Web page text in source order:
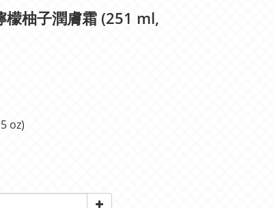
檬柚子潤膚霜 (251 ml,
oz)